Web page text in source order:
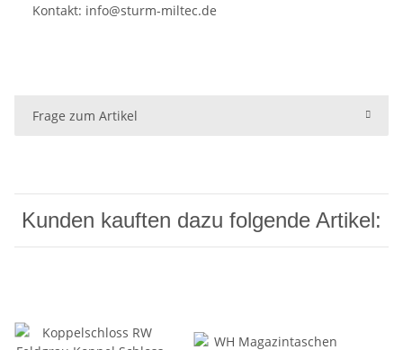
Kontakt: info@sturm-miltec.de
Frage zum Artikel
Kunden kauften dazu folgende Artikel: